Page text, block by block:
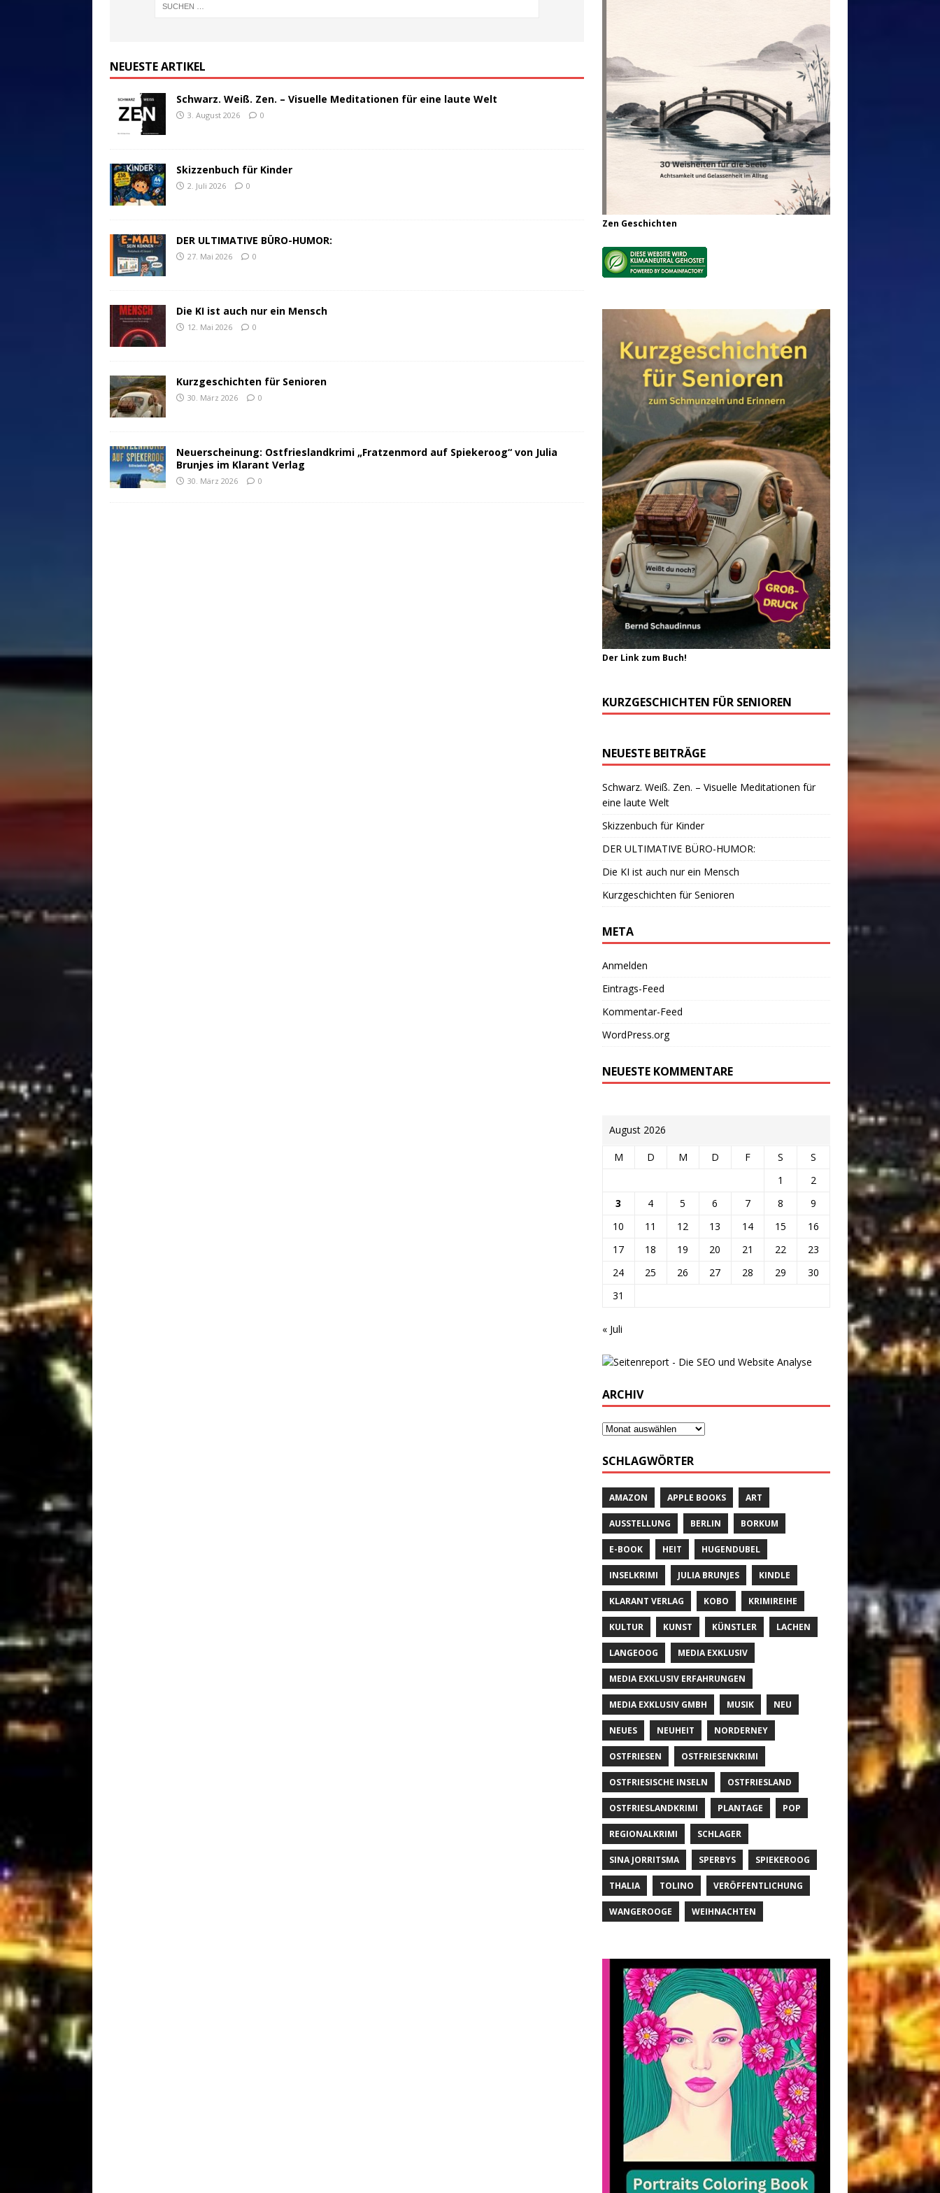
NEUESTE ARTIKEL
Schwarz. Weiß. Zen. – Visuelle Meditationen für eine laute Welt
3. August 2026 0
Skizzenbuch für Kinder
2. Juli 2026 0
DER ULTIMATIVE BÜRO-HUMOR:
27. Mai 2026 0
Die KI ist auch nur ein Mensch
12. Mai 2026 0
Kurzgeschichten für Senioren
30. März 2026 0
Neuerscheinung: Ostfrieslandkrimi „Fratzenmord auf Spiekeroog“ von Julia
Brunjes im Klarant Verlag
30. März 2026 0
Zen Geschichten
Der Link zum Buch!
KURZGESCHICHTEN FÜR SENIOREN
NEUESTE BEITRÄGE
Schwarz. Weiß. Zen. – Visuelle Meditationen für
eine laute Welt
Skizzenbuch für Kinder
DER ULTIMATIVE BÜRO-HUMOR:
Die KI ist auch nur ein Mensch
Kurzgeschichten für Senioren
META
Anmelden
Eintrags-Feed
Kommentar-Feed
WordPress.org
NEUESTE KOMMENTARE
August 2026
M D M D F S
S
1
2
3
4 5 6 7 8
9
10
11 12 13 14 15
16
17
18 19 20 21 22
23
24
25 26 27 28 29
30
31
« Juli
ARCHIV
SCHLAGWÖRTER
AMAZON APPLE BOOKS ART
AUSSTELLUNG BERLIN BORKUM
E-BOOK HEIT HUGENDUBEL
INSELKRIMI JULIA BRUNJES KINDLE
KLARANT VERLAG KOBO KRIMIREIHE
KULTUR KUNST KÜNSTLER LACHEN
LANGEOOG MEDIA EXKLUSIV
MEDIA EXKLUSIV ERFAHRUNGEN
MEDIA EXKLUSIV GMBH MUSIK NEU
NEUES NEUHEIT NORDERNEY
OSTFRIESEN OSTFRIESENKRIMI
OSTFRIESISCHE INSELN OSTFRIESLAND
OSTFRIESLANDKRIMI PLANTAGE POP
REGIONALKRIMI SCHLAGER
SINA JORRITSMA SPERBYS SPIEKEROOG
THALIA TOLINO VERÖFFENTLICHUNG
WANGEROOGE WEIHNACHTEN